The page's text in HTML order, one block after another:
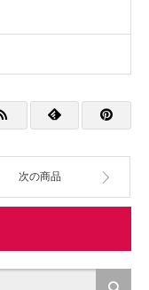
次の商品